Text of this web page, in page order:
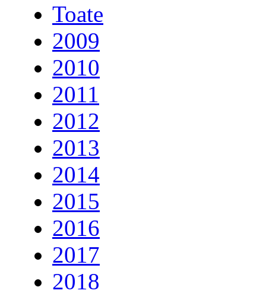
Toate
2009
2010
2011
2012
2013
2014
2015
2016
2017
2018